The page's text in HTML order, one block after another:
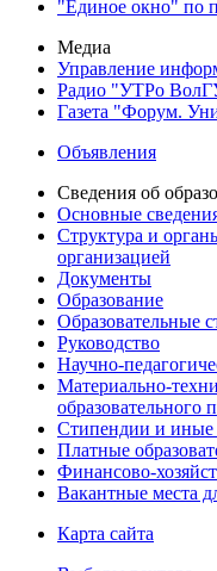
"Единое окно" по
Медиа
Управление
Радио "УТРо
Газета "Форум.
Объявления
Сведения об
Основные
Структура и
организацией
Документы
Образование
Образовательные
Руководство
Научно-
Материально-
образовательного
Стипендии и иные
Платные
Финансово-
Вакантные места
Карта сайта